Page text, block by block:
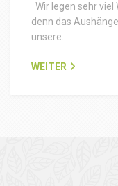
Wir legen sehr viel
denn das
unsere…
WEITER